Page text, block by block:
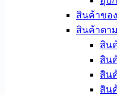
สินค้าขอ
สินค้าตา
สิน
สิน
สิน
สิน